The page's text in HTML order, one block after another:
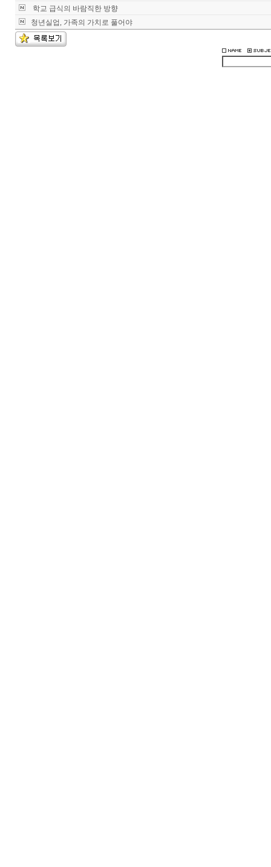
학교 급식의 바람직한 방향
청년실업, 가족의 가치로 풀어야